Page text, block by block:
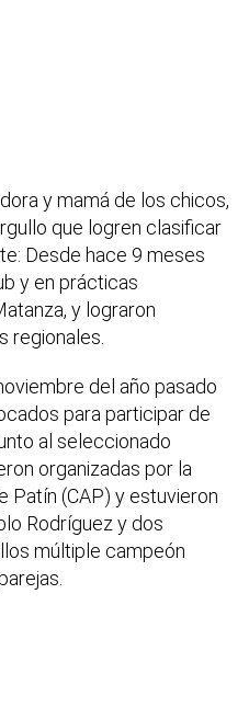
y mamá de los chicos,
que logren clasificar
Desde hace 9 meses
y en prácticas
y lograron
del año pasado
para participar de
al seleccionado
organizadas por la
Patín (CAP) y estuvieron
Rodríguez y dos
múltiple campeón